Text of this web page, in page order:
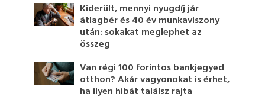
Kiderült, mennyi nyugdíj jár
átlagbér és 40 év munkaviszony
után: sokakat meglephet az
összeg
Van régi 100 forintos bankjegyed
otthon? Akár vagyonokat is érhet,
ha ilyen hibát találsz rajta